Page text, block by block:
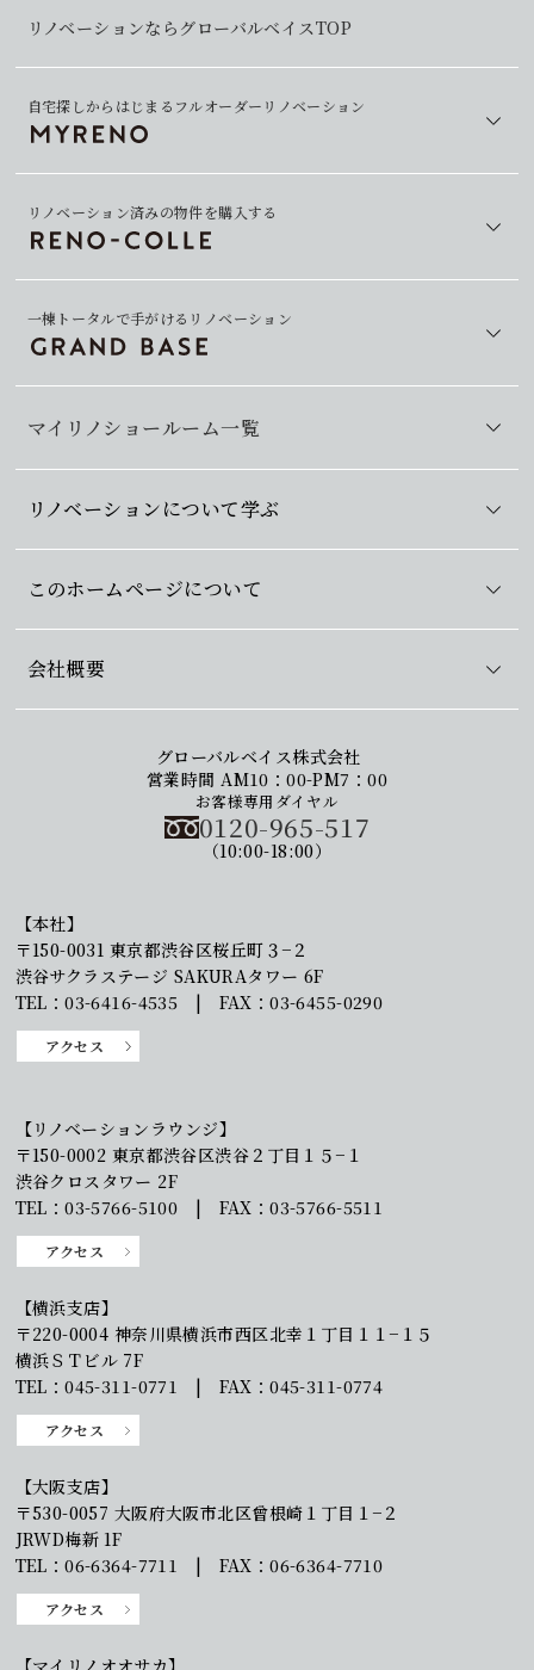
リノベーションならグローバルベイスTOP
自宅探しからはじまるフルオーダーリノベーション
マイリノショールーム一覧
リノベーション済みの物件を購入する
一棟トータルで手がけるリノベーション
リノベーションについて学ぶ
このホームページについて
会社概要
グローバルベイス株式会社
営業時間 AM10：00-PM7：00
お客様専用ダイヤル
0120-965-517
（10:00-18:00）
【本社】
〒150-0031 東京都渋谷区桜丘町３−２
渋谷サクラステージ SAKURAタワー 6F
TEL：03-6416-4535 | FAX：03-6455-0290
アクセス
【リノベーションラウンジ】
〒150-0002 東京都渋谷区渋谷２丁目１５−１
渋谷クロスタワー 2F
TEL：03-5766-5100 | FAX：03-5766-5511
アクセス
【横浜支店】
〒220-0004 神奈川県横浜市西区北幸１丁目１１−１５
横浜ＳＴビル 7F
TEL：045-311-0771 | FAX：045-311-0774
アクセス
【大阪支店】
〒530-0057 大阪府大阪市北区曾根崎１丁目１−２
JRWD梅新 1F
TEL：06-6364-7711 | FAX：06-6364-7710
アクセス